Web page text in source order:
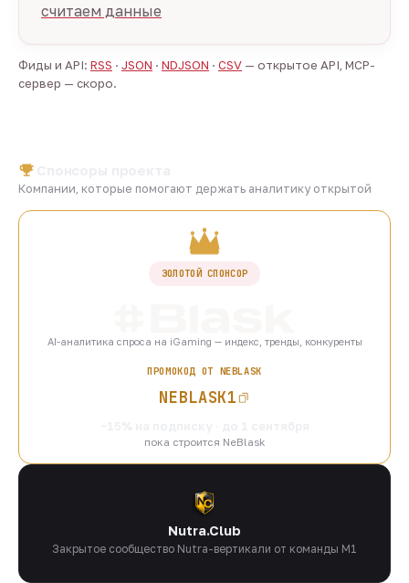
считаем данные
Фиды и API: RSS · JSON · NDJSON · CSV — открытое API, MCP-
сервер — скоро.
Компании, которые помогают держать аналитику открытой
ЗОЛОТОЙ СПОНСОР
AI-аналитика спроса на iGaming — индекс, тренды, конкуренты
ПРОМОКОД ОТ NEBLASK
NEBLASK1
пока строится NeBlask
Nutra.Club
Закрытое сообщество Nutra-вертикали от команды M1